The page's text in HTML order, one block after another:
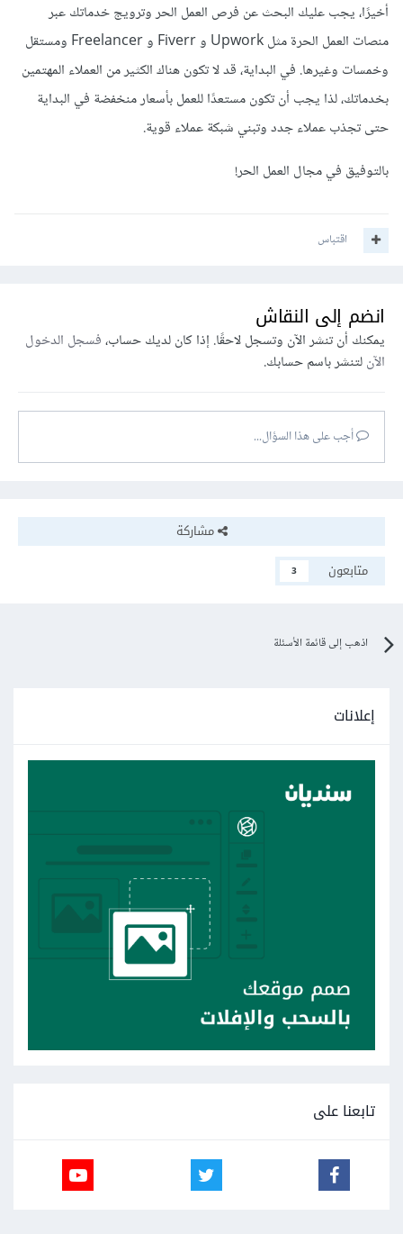
أخيرًا، يجب عليك البحث عن فرص العمل الحر وترويج خدماتك عبر
منصات العمل الحرة مثل Upwork و Fiverr و Freelancer ومستقل
وخمسات وغيرها. في البداية، قد لا تكون هناك الكثير من العملاء المهتمين
بخدماتك، لذا يجب أن تكون مستعدًا للعمل بأسعار منخفضة في البداية
حتى تجذب عملاء جدد وتبني شبكة عملاء قوية.
بالتوفيق في مجال العمل الحر!
اقتباس
انضم إلى النقاش
يمكنك أن تنشر الآن وتسجل لاحقًا. إذا كان لديك حساب،فسجل الدخول
الآنلتنشر باسم حسابك.
أجب على هذا السؤال...
مشاركة
متابعون
3
اذهب إلى قائمة الأسئلة
إعلانات
تابعنا على